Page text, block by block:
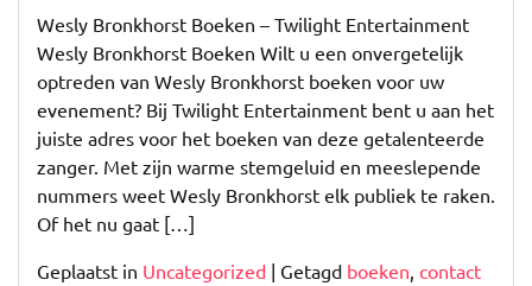
Bronkhorst
boeken:
voor
muzikale
magie
op
uw
event!
Wesly Bronkhorst Boeken – Twilight Entertainment
Wesly Bronkhorst Boeken Wilt u een onvergetelijk
optreden van Wesly Bronkhorst boeken voor uw
evenement? Bij Twilight Entertainment bent u aan het
juiste adres voor het boeken van deze getalenteerde
zanger. Met zijn warme stemgeluid en meeslepende
nummers weet Wesly Bronkhorst elk publiek te raken.
Of het nu gaat […]
Geplaatst in Uncategorized | Getagd boeken, contact